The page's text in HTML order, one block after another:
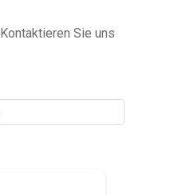
Kontaktieren Sie uns